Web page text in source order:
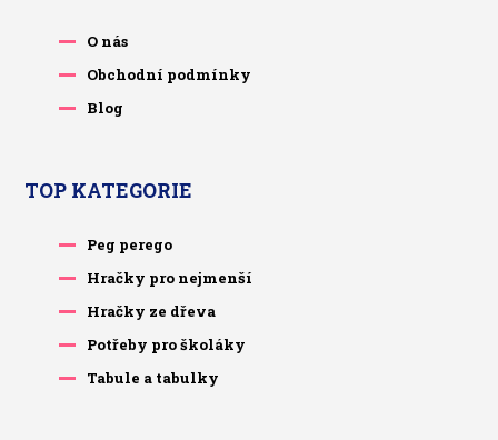
O nás
Obchodní podmínky
Blog
TOP KATEGORIE
Peg perego
Hračky pro nejmenší
Hračky ze dřeva
Potřeby pro školáky
Tabule a tabulky